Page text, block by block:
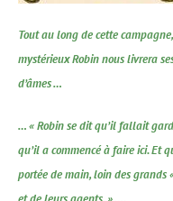
Tout au long de cette
mystérieux Robin nous livrera
d’âmes …
… « Robin se dit qu’il fallait
qu’il a commencé à faire ici. Et
portée de main, loin des grands